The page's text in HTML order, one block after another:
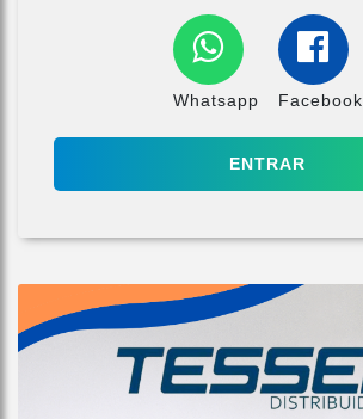
Whatsapp Facebook
ENTRAR